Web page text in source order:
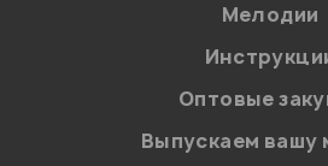
на обработку
Политикой в
персональных данных.
Введите проверочное число:
Мелодии
Оптовые
Выпускаем вашу